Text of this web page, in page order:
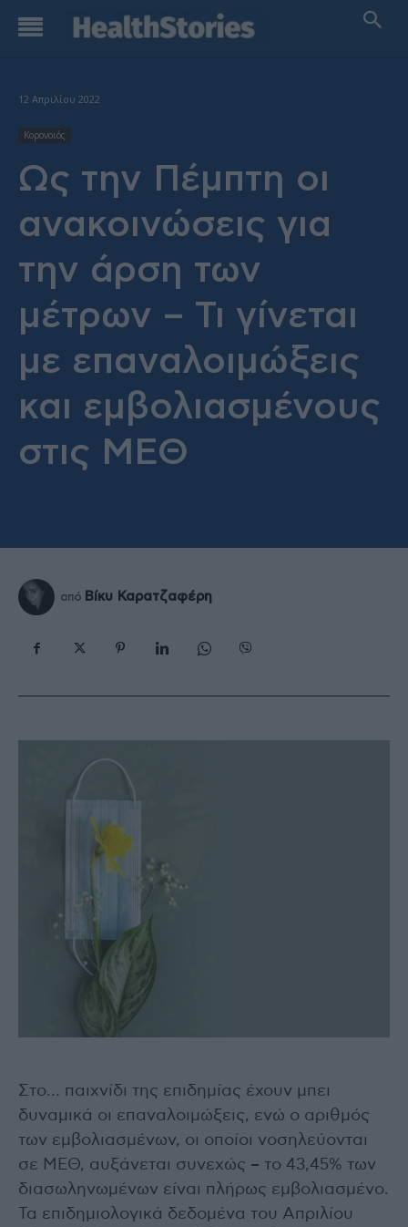
12 Απριλίου 2022
Κορονοιός
Ως την Πέμπτη οι
ανακοινώσεις για
την άρση των
μέτρων – Τι γίνεται
με επαναλοιμώξεις
και εμβολιασμένους
στις ΜΕΘ
από Βίκυ Καρατζαφέρη
Στο… παιχνίδι της επιδημίας έχουν μπει
δυναμικά οι επαναλοιμώξεις, ενώ ο αριθμός
των εμβολιασμένων, οι οποίοι νοσηλεύονται
σε ΜΕΘ, αυξάνεται συνεχώς – το 43,45% των
διασωληνωμένων είναι πλήρως εμβολιασμένο.
Τα επιδημιολογικά δεδομένα του Απριλίου